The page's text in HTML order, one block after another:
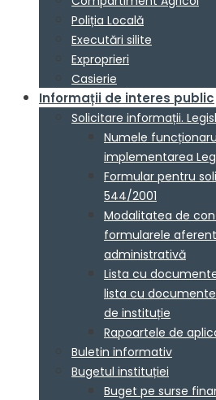
Poliția Locală
Executări silite
Exproprieri
Casierie
Informații de interes public
Solicitare informații.
Numele
implementarea
Formular pentru
544/2001
Modalitatea de
formularele
administrativă
Lista cu
lista cu
de instituție
Rapoartele de
Buletin informativ
Bugetul instituției
Buget pe surse